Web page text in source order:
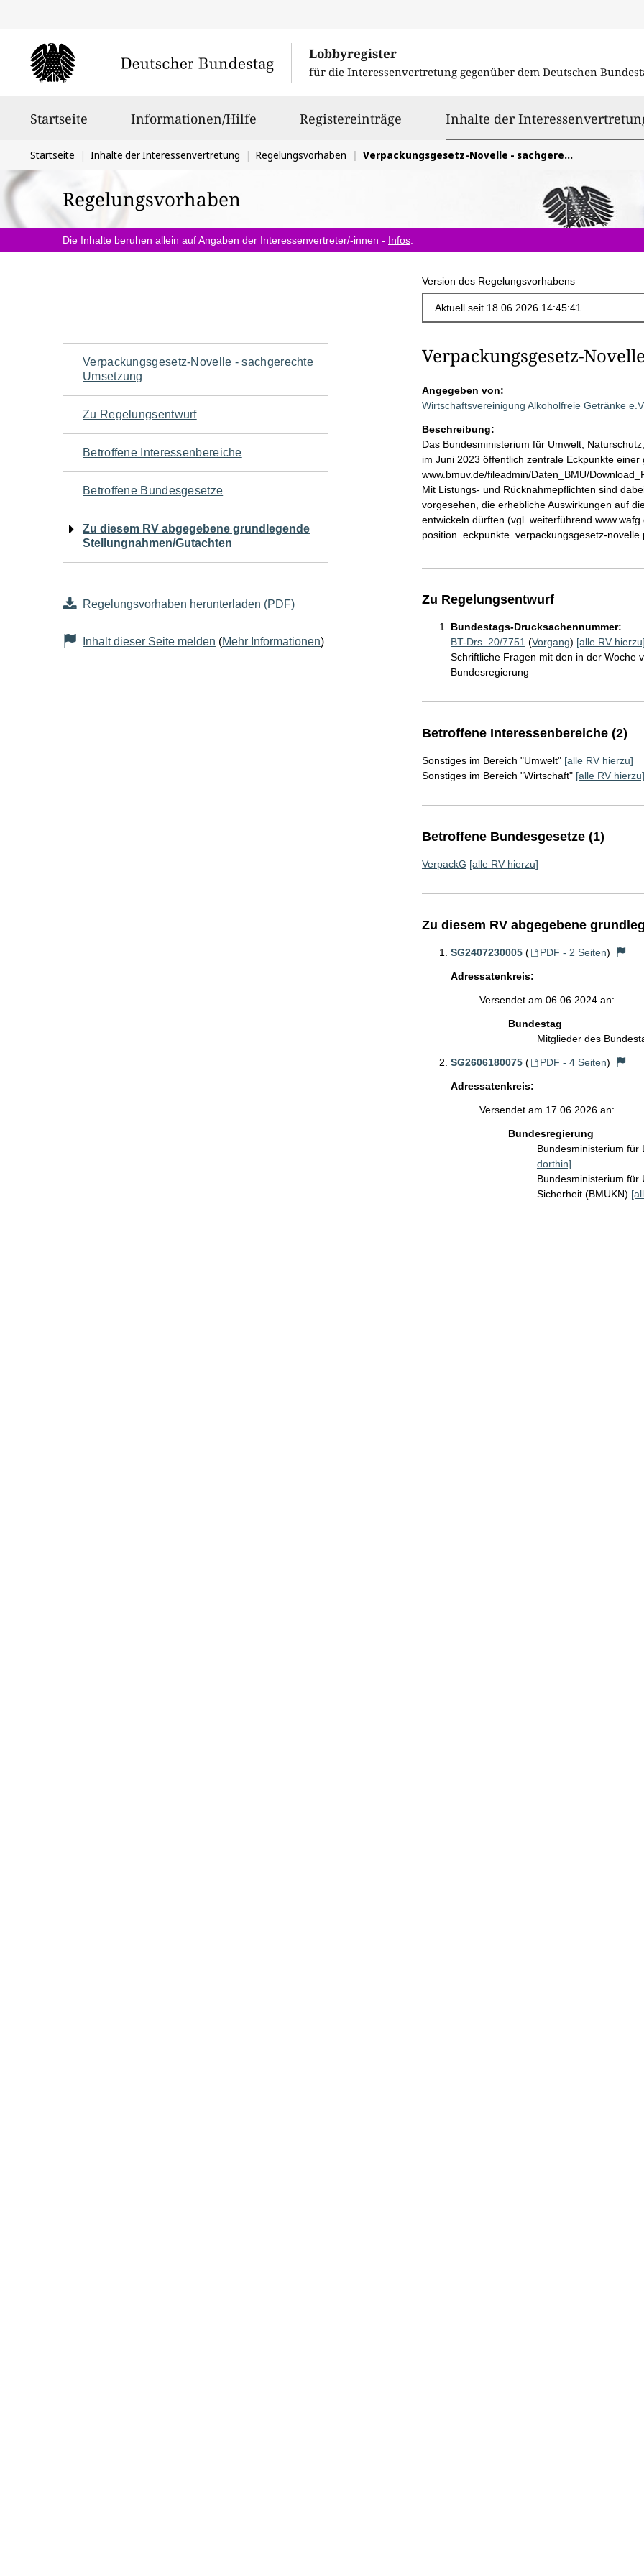
Lobbyregister
für die Interessenvertretung gegenüber dem Deutschen
Startseite Informationen/Hilfe Registereinträge Inhalte der
Sie
befinden
sich
hier:
Startseite Inhalte der Interessenvertretung Regelungsvorhaben Verpackungsgesetz-Novelle - sachgerechte Umsetzung
Regelungsvorhaben
Die Inhalte beruhen allein auf Angaben der Interessenvertreter/-innen - Infos
Version des Regelungsvorhabens
Navigation
für
den
Seiteninhalt
Verpackungsgesetz-Novelle - sachgerechte
Umsetzung
Zu Regelungsentwurf
Betroffene Interessenbereiche
Betroffene Bundesgesetze
Zu diesem RV abgegebene grundlegende
Stellungnahmen/Gutachten
Regelungsvorhaben herunterladen (PDF)
Inhalt dieser Seite melden (Mehr Informationen)
Verpackungsgesetz-
Angegeben von:
Wirtschaftsvereinigung Alkoholfreie Getränke
Beschreibung:
Das Bundesministerium für Umwelt,
im Juni 2023 öffentlich zentrale Eckpunkte
www.bmuv.de/fileadmin/Daten_BMU/
Mit Listungs- und Rücknahmepflichten sind
vorgesehen, die erhebliche Auswirkungen auf
entwickeln dürften (vgl. weiterführend
position_eckpunkte_verpackungsgesetz-
Zu Regelungsentwurf
Bundestags-Drucksachennummer:
BT-Drs. 20/7751 (Vorgang) [alle RV
Schriftliche Fragen mit den in der Woche
Bundesregierung
Betroffene Interessenbereiche (2)
Sonstiges im Bereich "Umwelt" [alle RV hierzu]
Sonstiges im Bereich "Wirtschaft" [alle RV hierzu]
Betroffene Bundesgesetze (1)
VerpackG [alle RV hierzu]
Zu diesem RV abgegebene
SG2407230005 ( PDF - 2 Seiten)
Adressatenkreis:
Versendet am 06.06.2024 an:
Bundestag
Mitglieder des
SG2606180075 ( PDF - 4 Seiten)
Adressatenkreis:
Versendet am 17.06.2026 an:
Bundesregierung
Bundesministerium
dorthin]
Bundesministerium für
Sicherheit (BMUKN)